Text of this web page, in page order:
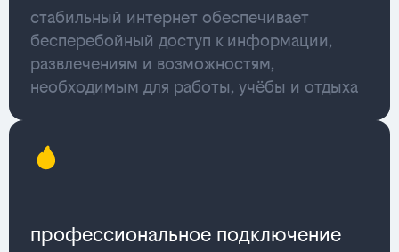
стабильный интернет обеспечивает
бесперебойный доступ к информации,
развлечениям и возможностям,
необходимым для работы, учёбы и отдыха
профессиональное подключение